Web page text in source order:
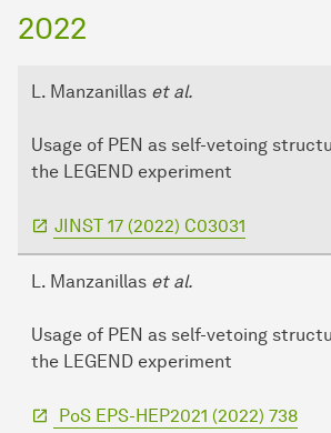
2022
L. Manzanillas et al.
Usage of PEN as self-vetoing
the LEGEND experiment
JINST 17 (2022) C03031
L. Manzanillas et al.
Usage of PEN as self-vetoing
the LEGEND experiment
PoS EPS-HEP2021 (2022) 738